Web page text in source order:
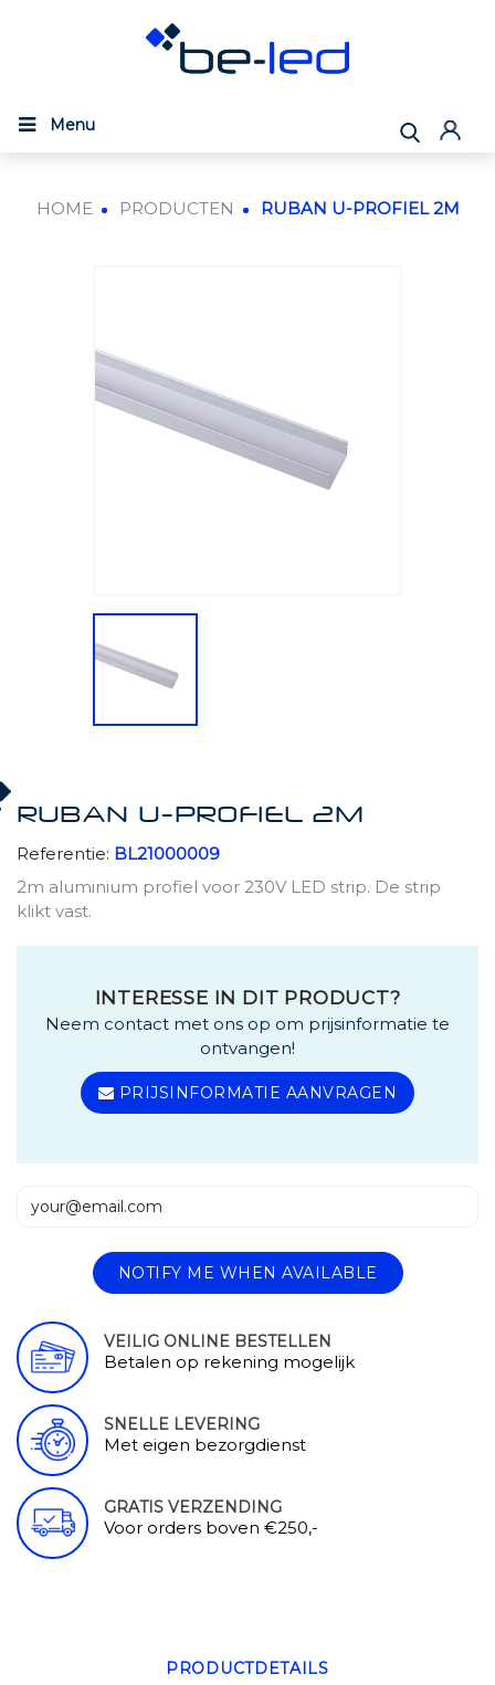
Menu
HOME PRODUCTEN RUBAN U-PROFIEL 2M
RUBAN U-PROFIEL 2M
Referentie: BL21000009
2m aluminium profiel voor 230V LED strip. De strip
klikt vast.
INTERESSE IN DIT PRODUCT?
Neem contact met ons op om prijsinformatie te
ontvangen!
PRIJSINFORMATIE AANVRAGEN
NOTIFY ME WHEN AVAILABLE
VEILIG ONLINE BESTELLEN
Betalen op rekening mogelijk
SNELLE LEVERING
Met eigen bezorgdienst
GRATIS VERZENDING
Voor orders boven €250,-
PRODUCTDETAILS